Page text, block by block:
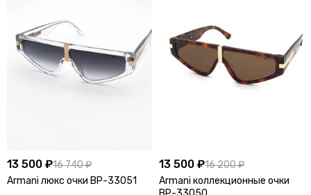
Patek Philippe
Philipp Plein
Piaget
Polo Ralph Lauren
Ports 1961
13 500 ₽16 740 ₽
Armani люкс очки BP-33051
13 500 ₽16 200 ₽
Armani коллекционные очки